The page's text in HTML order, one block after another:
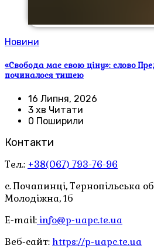
Новини
«Свобода має свою ціну»: слово
починалося тишею
16 Липня, 2026
3 хв Читати
0 Поширили
Контакти
Тел.: +38(067) 793-76-96
с. Почапинці, Тернопільська
Молодіжна, 1б
E-mail: info@p-uapc.te.ua
Веб-сайт: https://p-uapc.te.ua